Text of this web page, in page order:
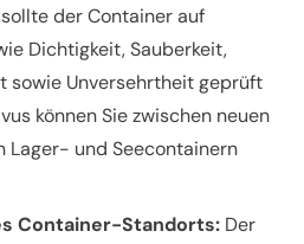
der Container auf
Dichtigkeit, Sauberkeit,
sowie Unversehrtheit geprüft
können Sie zwischen neuen
Lager- und Seecontainern
Container-Standorts: Der